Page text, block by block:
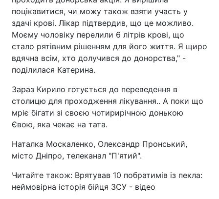
поцікавитися, чи можу також взяти участь у
здачі крові. Лікар підтвердив, що це можливо.
Моєму чоловіку перелили 6 літрів крові, що
стало рятівним рішенням для його життя. Я щиро
вдячна всім, хто долучився до донорства," -
поділилася Катерина.
Зараз Кирило готується до переведення в
столицю для проходження лікування.. А поки що
мріє бігати зі своєю чотирирічною донькою
Євою, яка чекає на тата.
Наталка Москаленко, Олександр Пронський,
місто Дніпро, телеканал "П'ятий".
Читайте також: Врятував 10 побратимів із пекла:
неймовірна історія бійця ЗСУ - відео